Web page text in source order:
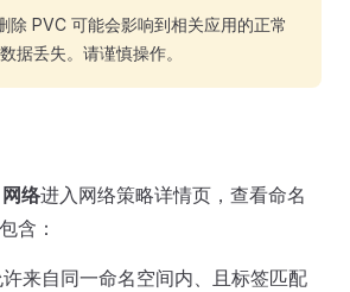
除 PVC 可能会影响到相关应用的正常
据丢失。请谨慎操作。
网络进入网络策略详情页，查看命名
含：
许来自同一命名空间内、且标签匹配